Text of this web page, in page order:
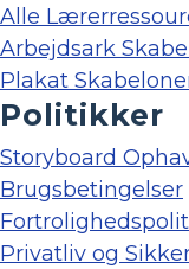
Alle
Arbejdsark
Plakat
Politikker
Storyboard
Brugsbetingelser
Privatliv og